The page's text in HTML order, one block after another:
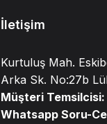
İletişim
Kurtuluş Mah.
Arka Sk. No:27b
Müşteri Temsilcisi:
Whatsapp Soru-